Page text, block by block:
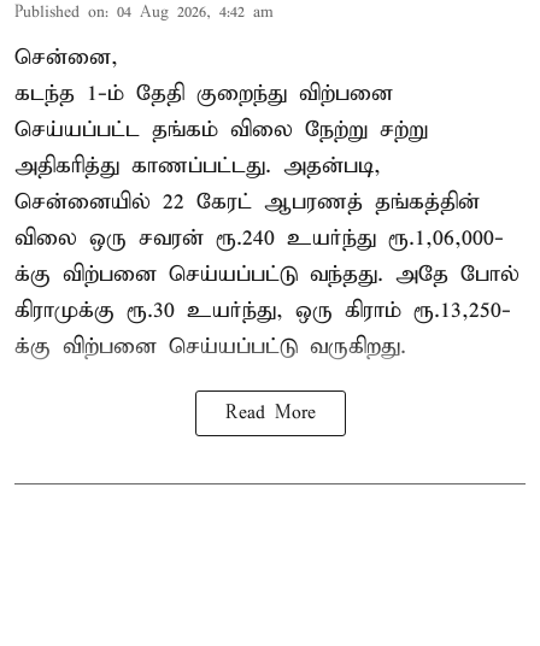
Published on: 04 Aug 2026, 4:42 am
சென்னை,
கடந்த 1-ம் தேதி குறைந்து விற்பனை
செய்யப்பட்ட தங்கம் விலை நேற்று சற்று
அதிகரித்து காணப்பட்டது. அதன்படி,
சென்னையில் 22 கேரட் ஆபரணத் தங்கத்தின்
விலை ஒரு சவரன் ரூ.240 உயர்ந்து ரூ.1,06,000-
க்கு விற்பனை செய்யப்பட்டு வந்தது. அதே போல்
கிராமுக்கு ரூ.30 உயர்ந்து, ஒரு கிராம் ரூ.13,250-
க்கு விற்பனை செய்யப்பட்டு வருகிறது.
Read More